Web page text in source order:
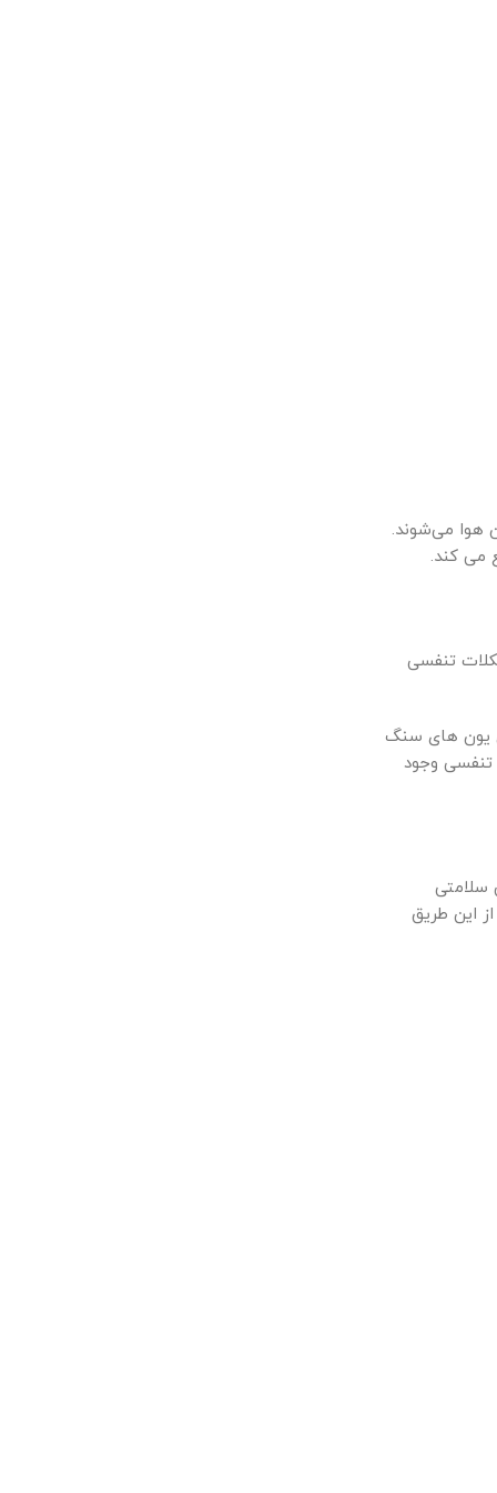
هوا می‌شوند.
می کند.
تنفسی
یون های سنگ
وجود
سلامتی
این طریق